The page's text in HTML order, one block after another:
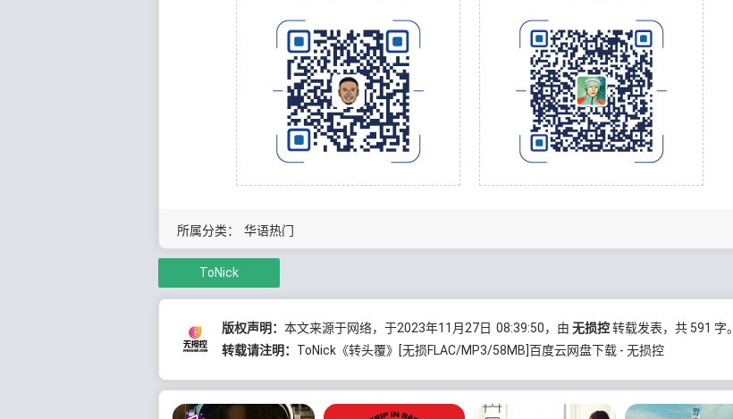
所属分类： 华语热门
ToNick
版权声明： 本文来源于网络，于2023年11月27日 08:39:50，由 无损控转载发表，共 591 字。
转载请注明： ToNick《转头覆》[无损FLAC/MP3/58MB]百度云网盘下载 - 无损控